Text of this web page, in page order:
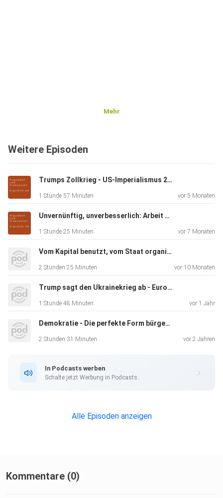
Mehr
Weitere Episoden
Trumps Zollkrieg - US-Imperialismus 2.0
1 Stunde 57 Minuten vor 5 Monaten
Unvernünftig, unverbesserlich: Arbeit & Reichtum im Kapitalismus
1 Stunde 25 Minuten vor 7 Monaten
Vom Kapital benutzt, vom Staat organisiert, von Patrioten beargwöhnt: Deutschland, seine Migration und seine Migrationspolitik
2 Stunden 25 Minuten vor 10 Monaten
Trump sagt den Ukrainekrieg ab - Europa kann Frieden mit Russland nicht brauchen
1 Stunde 48 Minuten vor 1 Jahr
Demokratie - Die perfekte Form bürgerlicher Herrschaft
2 Stunden 31 Minuten vor 2 Jahren
In Podcasts werben
Schalte jetzt Werbung in Podcasts.
Alle Episoden anzeigen
Kommentare (0)